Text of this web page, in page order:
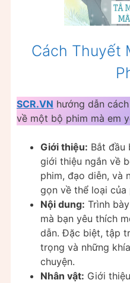
Cách Thuyết
SCR.VN hướng dẫn
về một bộ phim mà em
Giới thiệu: Bắt đầu
giới thiệu ngắn về
phim, đạo diễn, và
gọn về thể loại của
Nội dung: Trình
mà bạn yêu thích
dẫn. Đặc biệt, tập
trọng và những
chuyện.
Nhân vật: Giới